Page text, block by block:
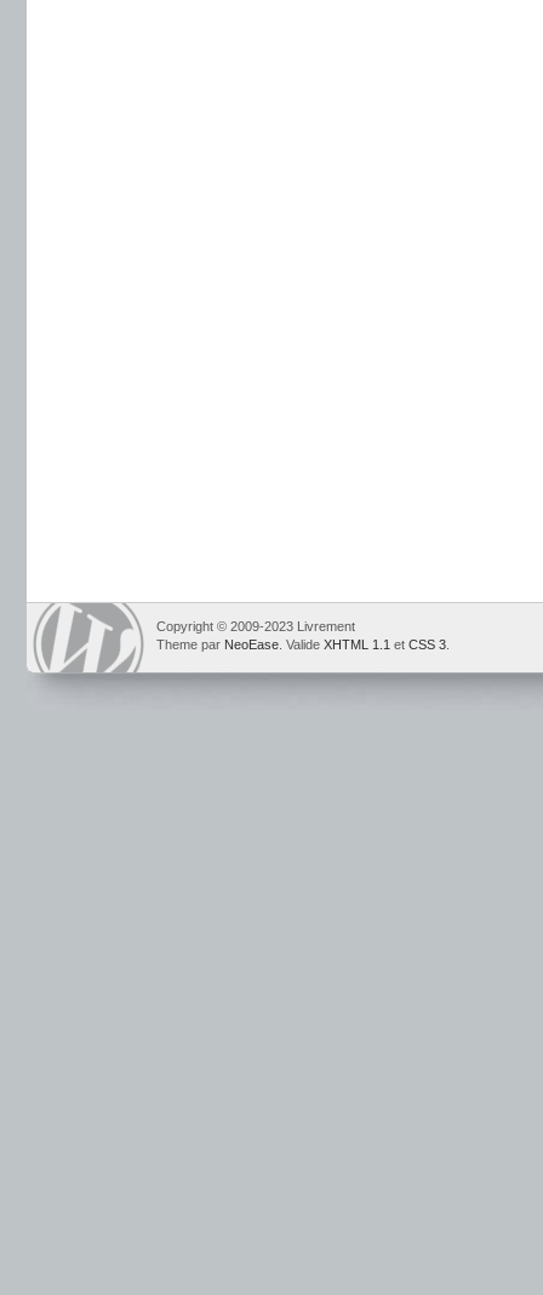
Copyright © 2009-2023 Livrement
Theme par NeoEase . Valide XHTML 1.1 et CSS 3